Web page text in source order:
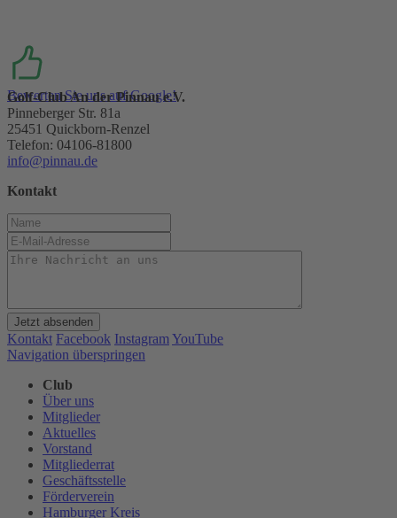
Bewerten Sie uns auf Google!
Golf-Club An der Pinnau e.V.
Pinneberger Str. 81a
25451 Quickborn-Renzel
Telefon: 04106-81800
info@pinnau.de
Kontakt
Jetzt absenden
Kontakt Facebook Instagram YouTube
Navigation überspringen
Club
Über uns
Mitglieder
Aktuelles
Vorstand
Mitgliederrat
Geschäftsstelle
Förderverein
Hamburger Kreis